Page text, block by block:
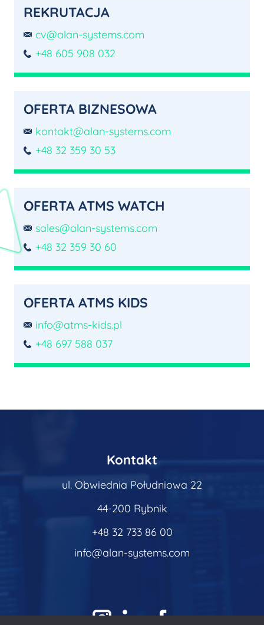
REKRUTACJA
cv@alan-systems.com
+48 605 908 032
OFERTA BIZNESOWA
kontakt@alan-systems.com
+48 32 359 30 53
OFERTA ATMS WATCH
sales@alan-systems.com
+48 32 359 30 60
OFERTA ATMS KIDS
info@atms-kids.pl
+48 697 588 037
Kontakt
ul. Obwiednia Południowa 22
44-200 Rybnik
+48 32 733 86 00
info@alan-systems.com